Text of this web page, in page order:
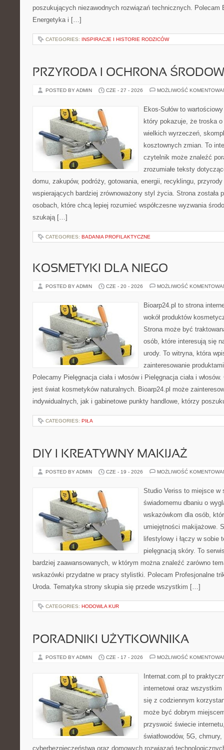
poszukujących niezawodnych rozwiązań technicznych. Polecam
Energetyka i […]
CATEGORIES: INSPIRACJE I HISTORIE RODZICÓW
PRZYRODA I OCHRONA
POSTED BY ADMIN CZE - 27 - 2026 MOŻLIWOŚĆ
Ekos-Sułów to
który pokazuje, że troska
wielkich wyrzeczeń,
kosztownych zmian. To
czytelnik może znaleźć
zrozumiałe teksty
domu, zakupów, podróży, gotowania, energii, recyklingu,
wspierających bardziej zrównoważony styl życia. Strona została
osobach, które chcą lepiej rozumieć współczesne wyzwania
szukają […]
CATEGORIES: BADANIA PROFILAKTYCZNE
KOSMETYKI DLA NIEGO
POSTED BY ADMIN CZE - 20 - 2026 MOŻLIWOŚĆ
Bioarp24.pl to strona
wokół produktów
Strona może być
osób, które interesują się
urody. To witryna, która
zainteresowanie
Polecamy Pielęgnacja ciała i włosów i Pielęgnacja ciała i
jest świat kosmetyków naturalnych. Bioarp24.pl może
indywidualnych, jak i gabinetowe punkty handlowe, którzy
CATEGORIES: PIŁA
DIY I KREATYWNY MAKIJAŻ
POSTED BY ADMIN CZE - 19 - 2026 MOŻLIWOŚĆ
Studio Veriss to miejsce w
świadomemu dbaniu o
wskazówkom dla osób,
umiejętności makijażowe.
lifestylowy i łączy w sobie
pielęgnacją skóry. To
bardziej zaawansowanych, w którym można znaleźć zarówno
wskazówki przydatne w pracy stylistki. Polecam Profesjonalne
Uroda. Tematyka strony skupia się przede wszystkim […]
CATEGORIES: HODOWLA KUR
PORADNIKI UŻYTKOWNIKA
POSTED BY ADMIN CZE - 17 - 2026 MOŻLIWOŚĆ
Internat.com.pl to
internetowi oraz
się z codziennym
może być dobrym
przyswoić świecie
światłowodów, 5G,
cyberbezpieczeństwa oraz domowych rozwiązań